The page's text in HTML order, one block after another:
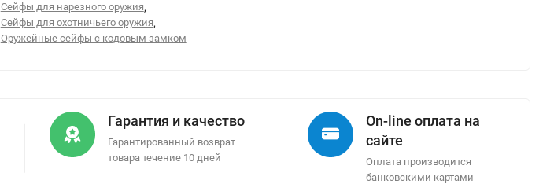
Сейфы для нарезного оружия,
Сейфы для охотничьего оружия,
Оружейные сейфы с кодовым замком
Гарантия и качество
Гарантированный возврат
товара течение 10 дней
On-line оплата на
сайте
Оплата производится
банковскими картами